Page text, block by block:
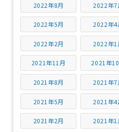
2022年8月 2022年7
2022年5月 2022年4
2022年2月 2022年1
2021年11月 2021年
2021年8月 2021年7
2021年5月 2021年4
2021年2月 2021年1